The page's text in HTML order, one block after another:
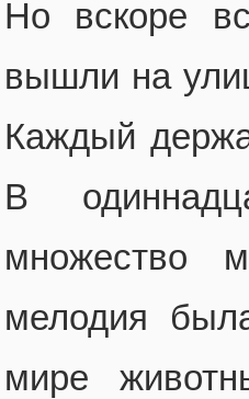
Но вскоре
вышли на
Каждый
В
множество
мелодия
мире